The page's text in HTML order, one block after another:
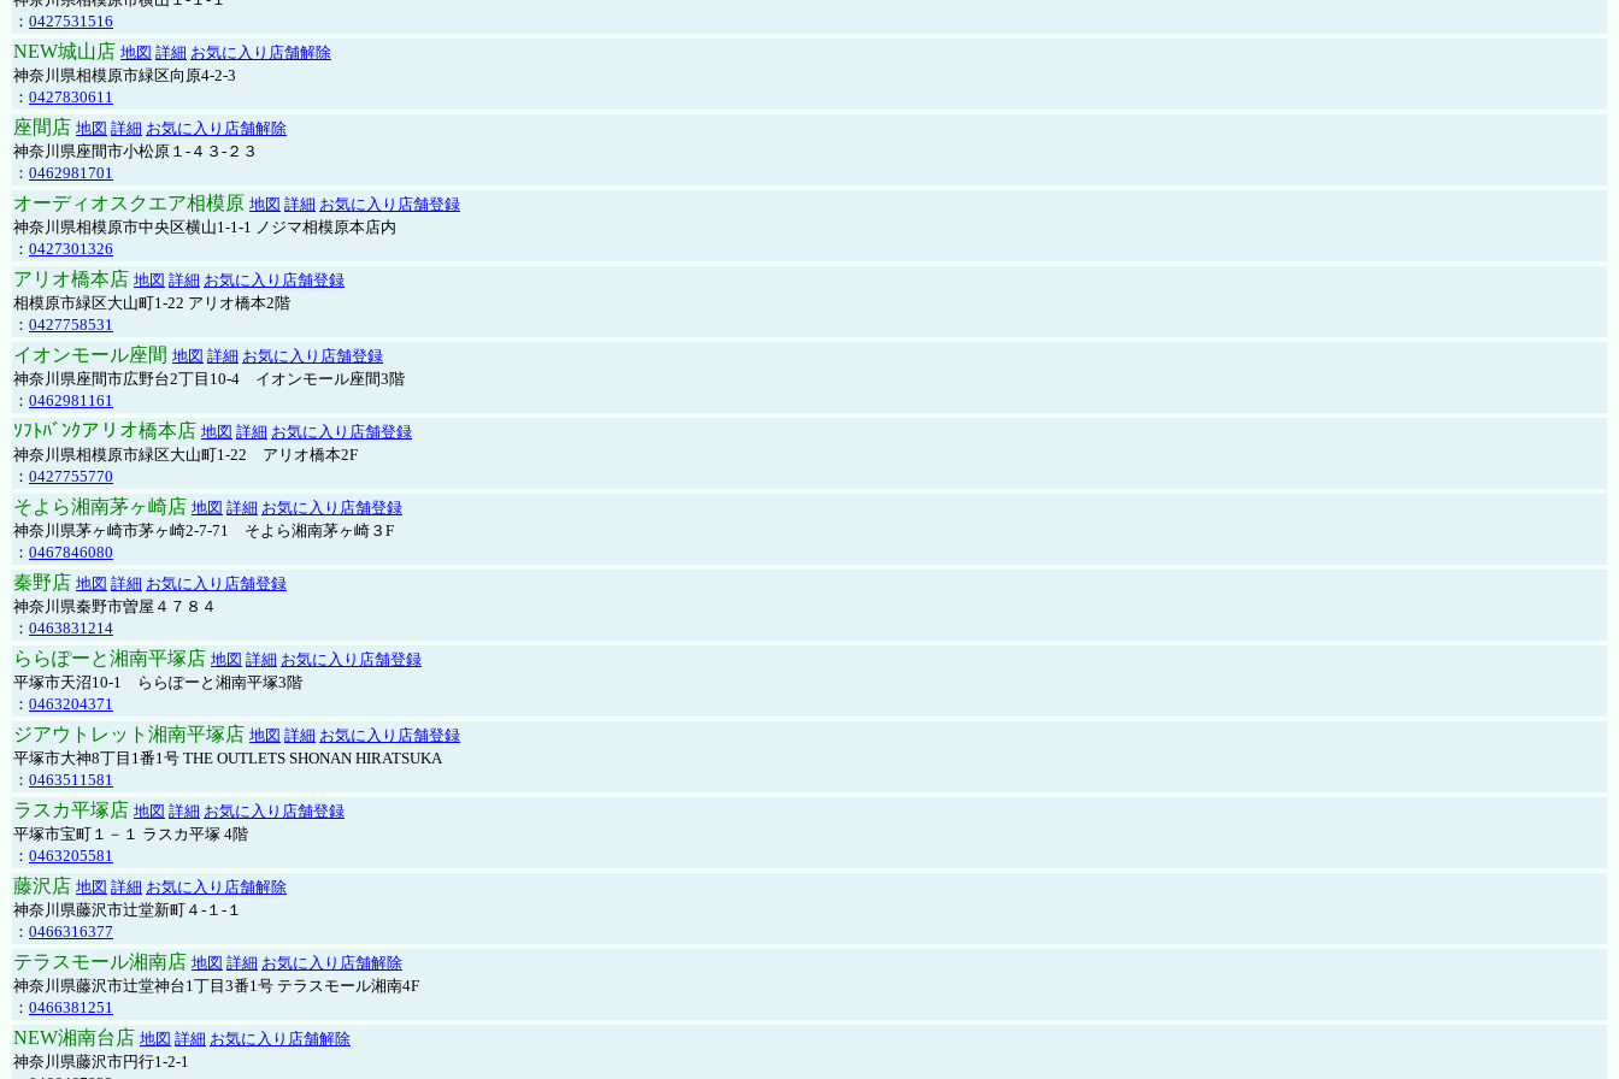
： 0427531516
NEW城山店 地図 詳細 お気に入り店舗解除
神奈川県相模原市緑区向原4-2-3
： 0427830611
座間店 地図 詳細 お気に入り店舗解除
神奈川県座間市小松原１-４３-２３
： 0462981701
オーディオスクエア相模原 地図 詳細 お気に入り店舗登録
神奈川県相模原市中央区横山1-1-1 ノジマ相模原本店内
： 0427301326
アリオ橋本店 地図 詳細 お気に入り店舗登録
相模原市緑区大山町1-22 アリオ橋本2階
： 0427758531
イオンモール座間 地図 詳細 お気に入り店舗登録
神奈川県座間市広野台2丁目10-4 イオンモール座間3階
： 0462981161
ｿﾌﾄﾊﾞﾝｸアリオ橋本店 地図 詳細 お気に入り店舗登録
神奈川県相模原市緑区大山町1-22 アリオ橋本2F
： 0427755770
そよら湘南茅ヶ崎店 地図 詳細 お気に入り店舗登録
神奈川県茅ヶ崎市茅ヶ崎2‐7‐71 そよら湘南茅ヶ崎３F
： 0467846080
秦野店 地図 詳細 お気に入り店舗登録
神奈川県秦野市曽屋４７８４
： 0463831214
ららぽーと湘南平塚店 地図 詳細 お気に入り店舗登録
平塚市天沼10-1 ららぽーと湘南平塚3階
： 0463204371
ジアウトレット湘南平塚店 地図 詳細 お気に入り店舗登録
平塚市大神8丁目1番1号 THE OUTLETS SHONAN HIRATSUKA
： 0463511581
ラスカ平塚店 地図 詳細 お気に入り店舗登録
平塚市宝町１－１ ラスカ平塚 4階
： 0463205581
藤沢店 地図 詳細 お気に入り店舗解除
神奈川県藤沢市辻堂新町４-１-１
： 0466316377
テラスモール湘南店 地図 詳細 お気に入り店舗解除
神奈川県藤沢市辻堂神台1丁目3番1号 テラスモール湘南4F
： 0466381251
NEW湘南台店 地図 詳細 お気に入り店舗解除
神奈川県藤沢市円行1-2-1